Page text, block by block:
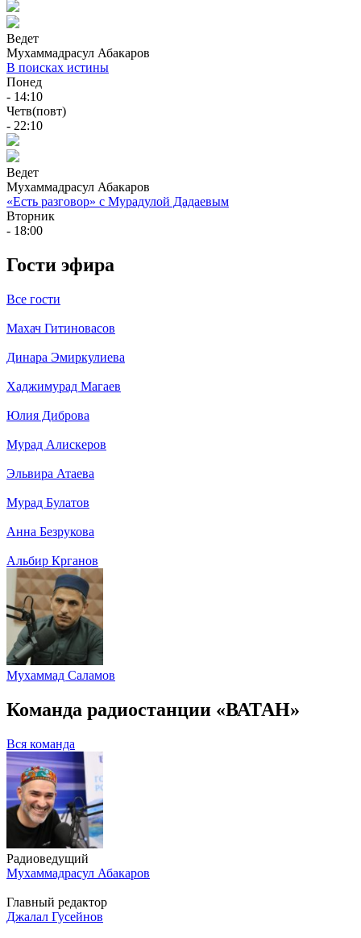
Ведет
Мухаммадрасул Абакаров
В поисках истины
Понед
- 14:10
Четв(повт)
- 22:10
Ведет
Мухаммадрасул Абакаров
«Есть разговор» с Мурадулой Дадаевым
Вторник
- 18:00
Гости эфира
Все гости
Махач Гитиновасов
Динара Эмиркулиева
Хаджимурад Магаев
Юлия Диброва
Мурад Алискеров
Эльвира Атаева
Мурад Булатов
Анна Безрукова
Альбир Крганов
Мухаммад Саламов
Команда радиостанции «ВАТАН»
Вся команда
Радиоведущий
Мухаммадрасул Абакаров
Главный редактор
Джалал Гусейнов